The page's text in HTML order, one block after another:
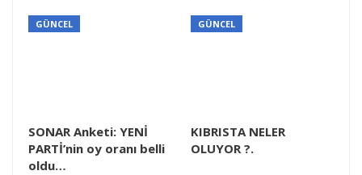
GÜNCEL
SONAR Anketi: YENİ
PARTİ’nin oy oranı belli
oldu…
GÜNCEL
KIBRISTA NELER
OLUYOR ?.